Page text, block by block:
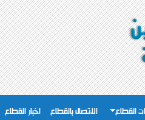
القطاع الاتصال بالقطاع اخبار القطاع